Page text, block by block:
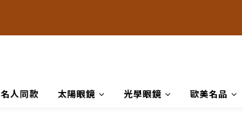
名人同款 太陽眼鏡 光學眼鏡 歐美名品